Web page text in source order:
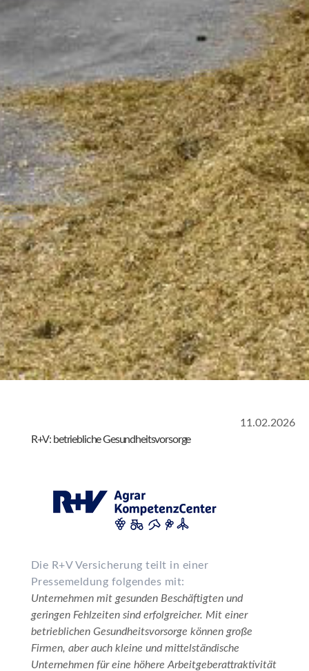
11.02.2026
R+V: betriebliche Gesundheitsvorsorge
Die R+V Versicherung teilt in einer
Pressemeldung folgendes mit:
Unternehmen mit gesunden Beschäftigten und
geringen Fehlzeiten sind erfolgreicher. Mit einer
betrieblichen Gesundheitsvorsorge können große
Firmen, aber auch kleine und mittelständische
Unternehmen für eine höhere Arbeitgeberattraktivität